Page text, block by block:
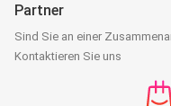
Partner
Sind Sie an einer
Kontaktieren Sie uns